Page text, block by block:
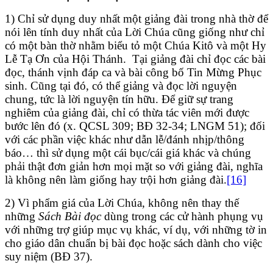
1) Chỉ sử dụng duy nhất một giảng đài trong nhà thờ để
nói lên tính duy nhất của Lời Chúa cũng giống như chỉ
có một bàn thờ nhằm biểu tỏ một Chúa Kitô và một Hy
Lễ Tạ Ơn của Hội Thánh. Tại giảng đài chỉ đọc các bài
đọc, thánh vịnh đáp ca và bài công bố Tin Mừng Phục
sinh. Cũng tại đó, có thể giảng và đọc lời nguyện
chung, tức là lời nguyện tín hữu. Để giữ sự trang
nghiêm của giảng đài, chỉ có thừa tác viên mới được
bước lên đó (x. QCSL 309; BĐ 32-34; LNGM 51); đối
với các phần việc khác như dẫn lễ/đánh nhịp/thông
báo… thì sử dụng một cái bục/cái giá khác và chúng
phải thật đơn giản hơn mọi mặt so với giảng đài, nghĩa
là không nên làm giống hay trội hơn giảng đài.[16]
2) Vì phẩm giá của Lời Chúa, không nên thay thế
những Sách Bài đọcdùng trong các cử hành phụng vụ
với những trợ giúp mục vụ khác, ví dụ, với những tờ in
cho giáo dân chuẩn bị bài đọc hoặc sách dành cho việc
suy niệm (BĐ 37).